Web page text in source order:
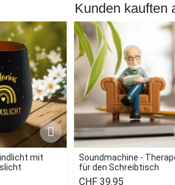
Kunden kauften
mit
Soundmachine -
für den Schreibtisch
CHF 39.95